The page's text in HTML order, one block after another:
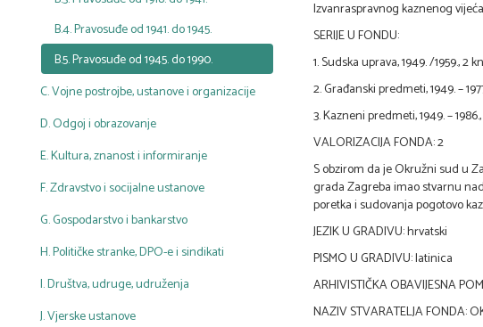
B.4. Pravosuđe od 1941. do 1945.
B.5. Pravosuđe od 1945. do 1990.
C. Vojne postrojbe, ustanove i organizacije
D. Odgoj i obrazovanje
E. Kultura, znanost i informiranje
F. Zdravstvo i socijalne ustanove
G. Gospodarstvo i bankarstvo
H. Političke stranke, DPO-e i sindikati
I. Društva, udruge, udruženja
J. Vjerske ustanove
Izvanraspravnog kaznenog
SERIJE U FONDU:
1. Sudska uprava, 1949. /1959., 2
2. Građanski predmeti, 1949. –
3. Kazneni predmeti, 1949. –
VALORIZACIJA FONDA: 2
S obzirom da je Okružni sud u
grada Zagreba imao stvarnu
poretka i sudovanja pogotovo
JEZIK U GRADIVU: hrvatski
PISMO U GRADIVU: latinica
ARHIVISTIČKA OBAVIJESNA
NAZIV STVARATELJA FONDA: